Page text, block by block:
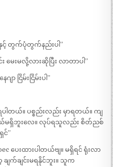
င့် တွက်ပုံတွက်နည်းပါ”
း မေးမလို့လားဆိုပြီး လာတာပါ”
ငြိမ်းငြိမ်းပါ”
တယ်။ ပစ္စည်းလည်း မှာရတယ်။ ကျ
ါယ်မရှိဘူးလေ။ လုပ်ရသူလည်း စိတ်ညစ်
င်”
ပေးထားပါတယ်ဗျ။ မရှိရင် ရုံးလာ
ျက်ချင်းမရနိုင်ဘူး။ သူက